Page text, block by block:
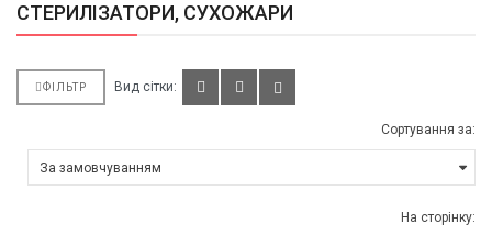
СТЕРИЛІЗАТОРИ, СУХОЖАРИ
ФІЛЬТР Вид сітки:
Сортування за:
На сторінку: